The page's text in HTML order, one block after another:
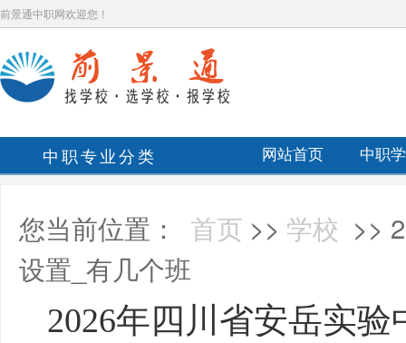
前景通中职网欢迎您！
中职专业分类 网站首页 中职
您当前位置： 首页 >> 学校 >>
设置_有几个班
2026年四川省安岳实